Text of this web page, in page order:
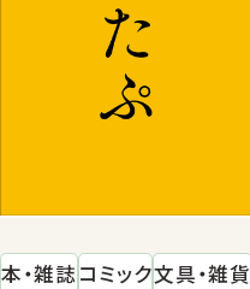
本・雑誌 コミック文具・雑貨